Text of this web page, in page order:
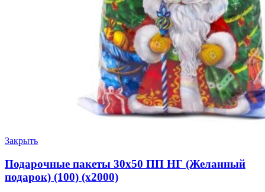
Закрыть
Подарочные пакеты 30х50 ПП НГ (Желанный
подарок) (100) (х2000)